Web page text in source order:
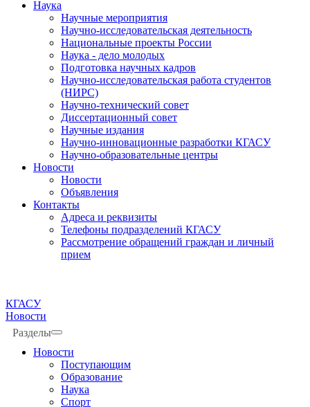
Наука
Научные мероприятия
Научно-исследовательская деятельность
Национальные проекты России
Наука - дело молодых
Подготовка научных кадров
Научно-исследовательская работа студентов
(НИРС)
Научно-технический совет
Диссертационный совет
Научные издания
Научно-инновационные разработки КГАСУ
Научно-образовательные центры
Новости
Новости
Объявления
Контакты
Адреса и реквизиты
Телефоны подразделений КГАСУ
Рассмотрение обращений граждан и личный
прием
КГАСУ
Новости
Разделы
Новости
Поступающим
Образование
Наука
Спорт